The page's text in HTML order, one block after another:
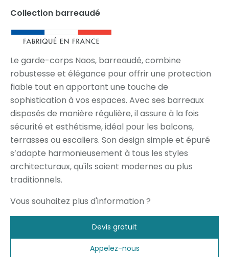
Collection barreaudé
Le garde-corps Naos, barreaudé, combine
robustesse et élégance pour offrir une protection
fiable tout en apportant une touche de
sophistication à vos espaces. Avec ses barreaux
disposés de manière régulière, il assure à la fois
sécurité et esthétisme, idéal pour les balcons,
terrasses ou escaliers. Son design simple et épuré
s’adapte harmonieusement à tous les styles
architecturaux, qu'ils soient modernes ou plus
traditionnels.
Vous souhaitez plus d'information ?
Devis gratuit
Appelez-nous